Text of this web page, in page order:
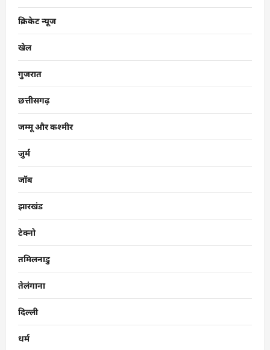
क्रिकेट न्यूज
खेल
गुजरात
छत्तीसगढ़
जम्मू और कश्मीर
जुर्म
जॉब
झारखंड
टेक्नो
तमिलनाडु
तेलंगाना
दिल्ली
धर्म